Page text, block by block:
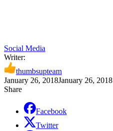
Social Media
Writer:
thumbsupteam
January 26, 2018January 26, 2018
Share
Facebook
Twitter